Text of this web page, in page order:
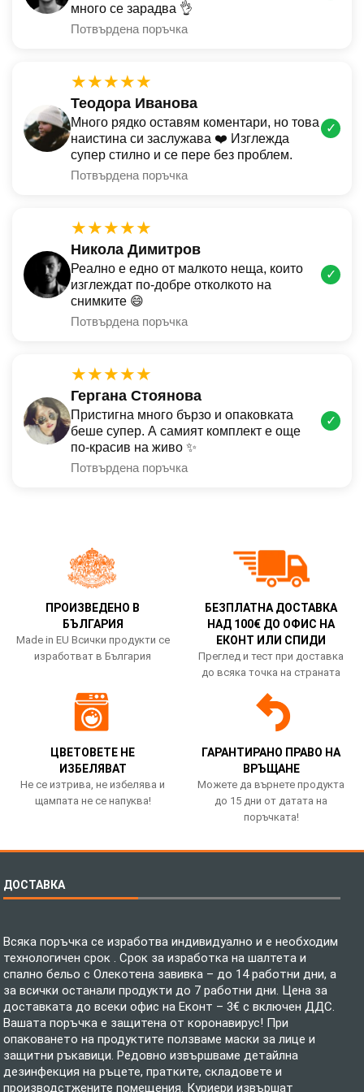
много се зарадва 👌
Потвърдена поръчка
★★★★★
Теодора Иванова
Много рядко оставям коментари, но това
наистина си заслужава ❤️ Изглежда
супер стилно и се пере без проблем.
Потвърдена поръчка
✓
★★★★★
Никола Димитров
Реално е едно от малкото неща, които
изглеждат по-добре отколкото на
снимките 😄
Потвърдена поръчка
✓
★★★★★
Гергана Стоянова
Пристигна много бързо и опаковката
беше супер. А самият комплект е още
по-красив на живо ✨
Потвърдена поръчка
✓
ПРОИЗВЕДЕНО В
БЪЛГАРИЯ
Made in EU Всички продукти се
изработват в България
БЕЗПЛАТНА ДОСТАВКА
НАД 100€ ДО ОФИС НА
ЕКОНТ ИЛИ СПИДИ
Преглед и тест при доставка
до всяка точка на страната
ЦВЕТОВЕТЕ НЕ
ИЗБЕЛЯВАТ
Не се изтрива, не избелява и
щампата не се напуква!
ГАРАНТИРАНО ПРАВО НА
ВРЪЩАНЕ
Можете да върнете продукта
до 15 дни от датата на
поръчката!
ДОСТАВКА
Всяка поръчка се изработва индивидуално и е необходим
технологичен срок . Срок за изработка на шалтета и
спално бельо с Олекотена завивка – до 14 работни дни, а
за всички останали продукти до 7 работни дни. Цена за
доставката до всеки офис на Еконт – 3€ с включен ДДС.
Вашата поръчка е защитена от коронавирус! При
опаковането на продуктите ползваме маски за лице и
защитни ръкавици. Редовно извършваме детайлна
дезинфекция на ръцете, пратките, складовете и
производстжените помещения. Куриери извършат